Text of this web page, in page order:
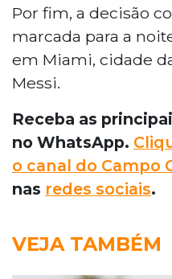
Por fim, a decisão
marcada para a
em Miami, cidade
Messi.
Receba as
no WhatsApp.
o canal do Campo
nas redes sociais.
VEJA TAMBÉM